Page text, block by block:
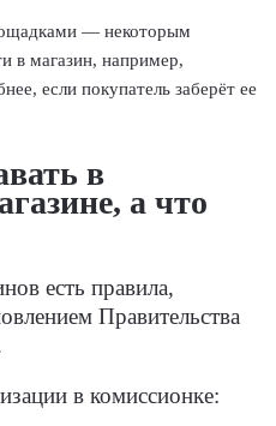
— некоторым
в магазин, например,
если покупатель заберёт ее
в
а что
есть правила,
Правительства
в комиссионке: